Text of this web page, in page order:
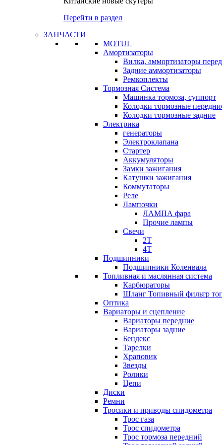
Перейти в раздел
ЗАПЧАСТИ
MOTUL
Амортизаторы
Вилка, аммортизаторы
Задние аммортизаторы
Ремкоплекты
Тормозная Система
Машинка тормоза, суппорт
Колодки тормозные
Колодки тормозные задние
Электрика
генераторы
Электроклапана
Стартер
Аккумуляторы
Замки зажигания
Катушки зажигания
Коммутаторы
Реле
Лампочки
ЛАМПА фара
Прочие лампы
Свечи
2T
4T
Подшипники
Подшипники Коленвала
Топливная и маслянная система
Карбюраторы
Шланг Топивный фильтр
Оптика
Вариаторы и сцепление
Вариаторы передние
Вариаторы задние
Бендекс
Тарелки
Храповик
Звезды
Ролики
Цепи
Диски
Ремни
Тросики и приводы спидометра
Трос газа
Трос спидометра
Трос тормоза передний